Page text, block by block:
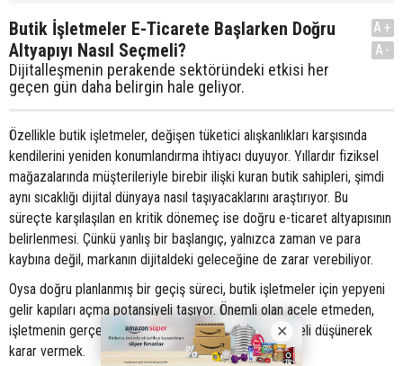
Butik İşletmeler E-Ticarete Başlarken Doğru
Altyapıyı Nasıl Seçmeli?
Dijitalleşmenin perakende sektöründeki etkisi her
geçen gün daha belirgin hale geliyor.
A+
A-
Özellikle butik işletmeler, değişen tüketici alışkanlıkları karşısında
kendilerini yeniden konumlandırma ihtiyacı duyuyor. Yıllardır fiziksel
mağazalarında müşterileriyle birebir ilişki kuran butik sahipleri, şimdi
aynı sıcaklığı dijital dünyaya nasıl taşıyacaklarını araştırıyor. Bu
süreçte karşılaşılan en kritik dönemeç ise doğru e-ticaret altyapısının
belirlenmesi. Çünkü yanlış bir başlangıç, yalnızca zaman ve para
kaybına değil, markanın dijitaldeki geleceğine de zarar verebiliyor.
Oysa doğru planlanmış bir geçiş süreci, butik işletmeler için yepyeni
gelir kapıları açma potansiyeli taşıyor. Önemli olan acele etmeden,
işletmenin gerçek ihtiyaçlarını anlayarak ve uzun vadeli düşünerek
karar vermek.